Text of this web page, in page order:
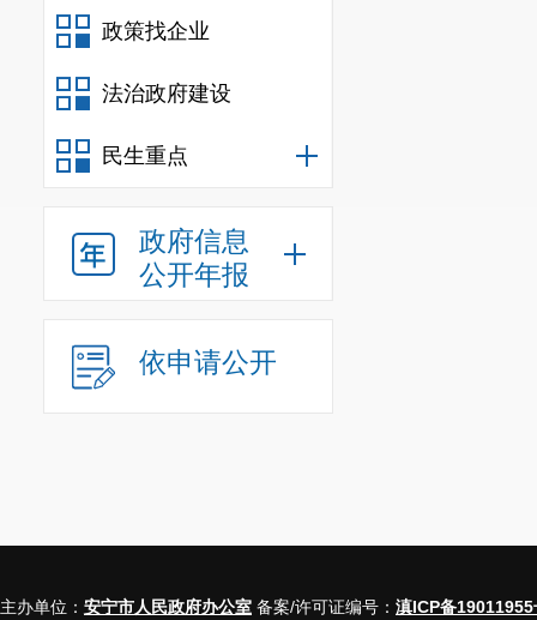
政策找企业
法治政府建设
民生重点
政府信息
公开年报
依申请公开
主办单位： 安宁市人民政府办公室 备案/许可证编号： 滇ICP备